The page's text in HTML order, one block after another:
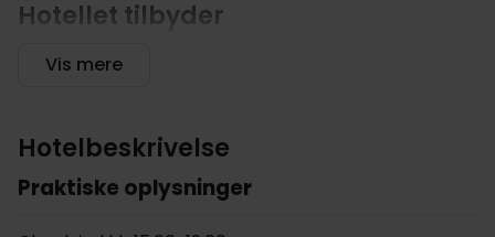
Hotellet tilbyder
Det familiedrevne Alpenhotel Ramsauerhof hører til
står klar til at sørge for, at små som store gæster
Denne ånd kommer også til udtryk gennem
Vis mere
Hotelbeskrivelse
Praktiske oplysninger